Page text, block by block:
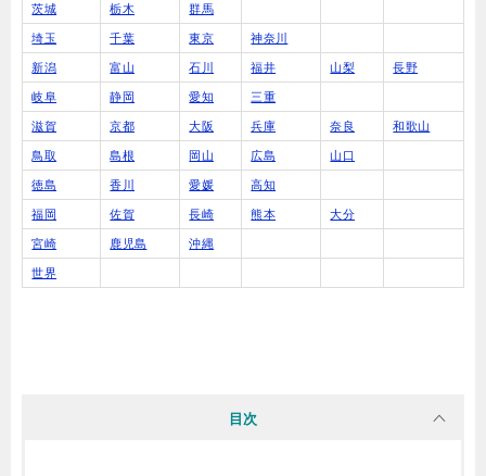
茨城 栃木 群馬
埼玉 千葉 東京 神奈川
新潟 富山 石川 福井 山梨 長野
岐阜 静岡 愛知 三重
滋賀 京都 大阪 兵庫 奈良 和歌山
鳥取 島根 岡山 広島 山口
徳島 香川 愛媛 高知
福岡 佐賀 長崎 熊本 大分
宮崎 鹿児島 沖縄
世界
目次